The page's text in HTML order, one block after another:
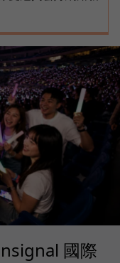
國際